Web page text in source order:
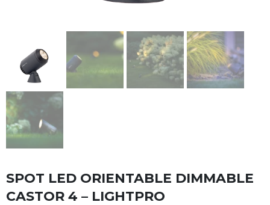
SPOT LED ORIENTABLE DIMMABLE
CASTOR 4 – LIGHTPRO